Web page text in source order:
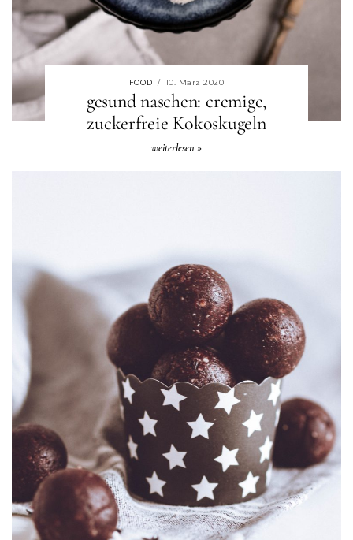
FOOD / 10. März 2020
gesund naschen: cremige,
zuckerfreie Kokoskugeln
weiterlesen »